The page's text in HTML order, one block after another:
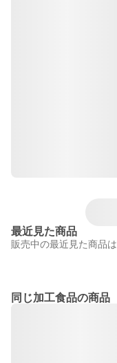
最近見た商品
販売中の最近見た商品は
同じ加工食品の商品